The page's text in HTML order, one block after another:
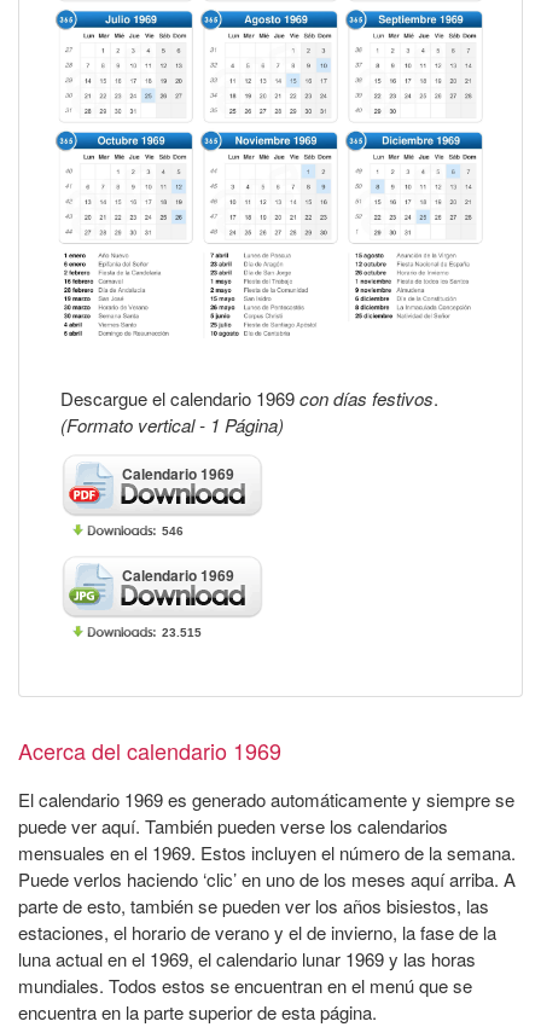
Descargue el calendario 1969con días festivos.
(Formato vertical - 1 Página)
Calendario 1969
546
Calendario 1969
23.515
Acerca del calendario 1969
El calendario 1969 es generado automáticamente y siempre se
puede ver aquí. También pueden verse los calendarios
mensuales en el 1969. Estos incluyen el número de la semana.
Puede verlos haciendo ‘clic’ en uno de los meses aquí arriba. A
parte de esto, también se pueden ver los años bisiestos, las
estaciones, el horario de verano y el de invierno, la fase de la
luna actual en el 1969, el calendario lunar 1969 y las horas
mundiales. Todos estos se encuentran en el menú que se
encuentra en la parte superior de esta página.